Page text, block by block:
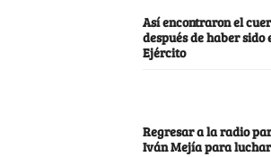
Así encontraron el
después de haber
Ejército
Regresar a la radio
Iván Mejía para